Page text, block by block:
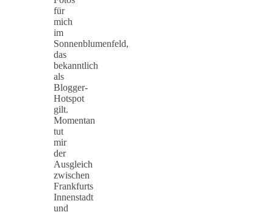
für
mich
im
Sonnenblumenfeld,
das
bekanntlich
als
Blogger-
Hotspot
gilt.
Momentan
tut
mir
der
Ausgleich
zwischen
Frankfurts
Innenstadt
und